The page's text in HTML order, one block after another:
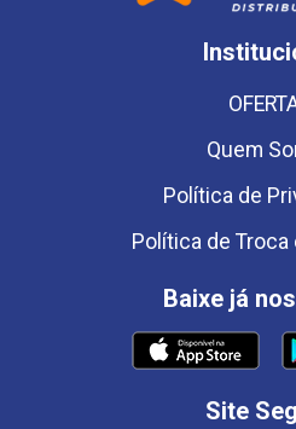
Quem
Política de
Política de Troca
Baixe já
Site